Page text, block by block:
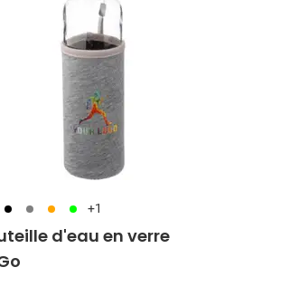
001 003 007 019 +1
d'eau en verre